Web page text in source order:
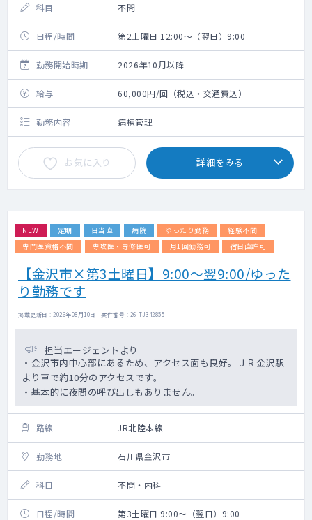
科目 不問
日程/時間 第2土曜日 12:00～（翌日）9:00
勤務開始時期 2026年10月以降
給与 60,000円/回（税込・交通費込）
勤務内容 病棟管理
お気に入り 詳細をみる
NEW 定期 日当直 病院 ゆったり勤務
経験不問
専門医資格不問
専攻医・専修医可 月1回勤務可 宿日直許可
【金沢市×第3土曜日】9:00～翌9:00/ゆった
り勤務です
掲載更新日 : 2026年08月10日 案件番号 : 26-TJ342855
担当エージェントより
・金沢市内中心部にあるため、アクセス面も良好。ＪＲ金沢駅
より車で約10分のアクセスです。
・基本的に夜間の呼び出しもありません。
路線 JR北陸本線
勤務地 石川県金沢市
科目 不問・内科
日程/時間 第3土曜日 9:00～（翌日）9:00